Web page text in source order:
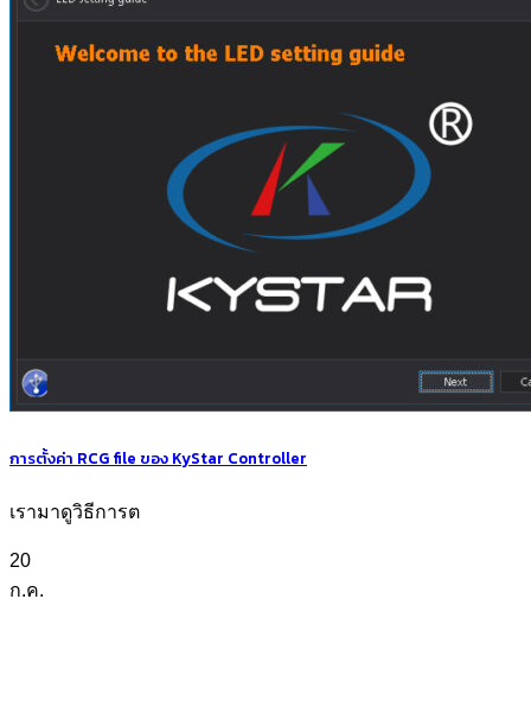
การตั้งค่า RCG file ของ KyStar Controller
เรามาดูวิธีการต
20
ก.ค.